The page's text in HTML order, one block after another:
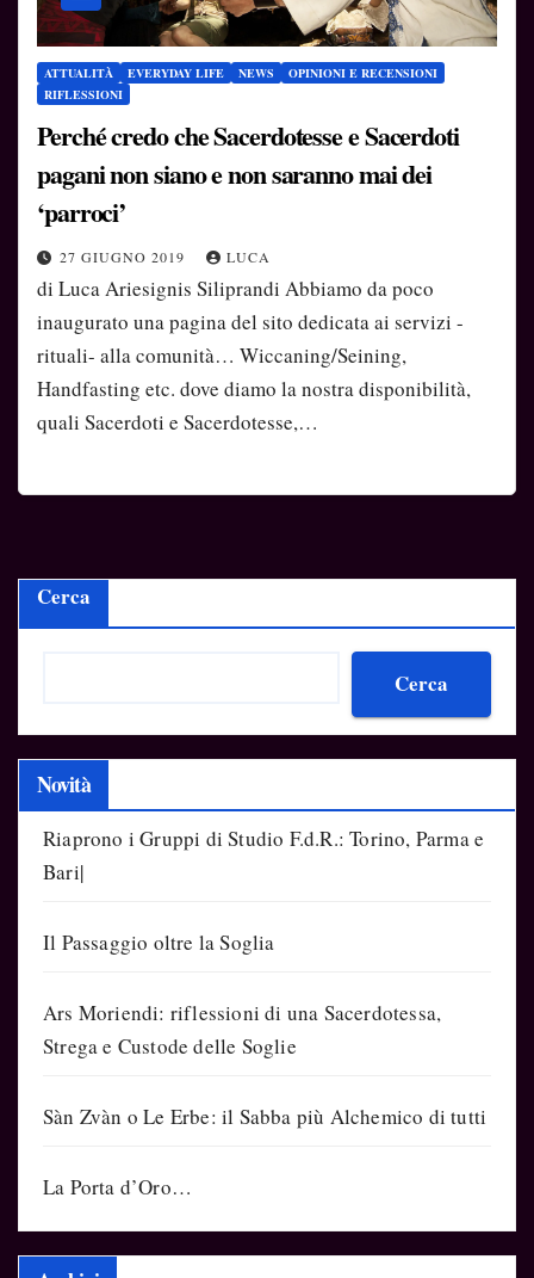
ATTUALITÀ EVERYDAY LIFE NEWS
OPINIONI E RECENSIONI
RIFLESSIONI
Perché credo che Sacerdotesse e Sacerdoti
pagani non siano e non saranno mai dei
‘parroci’
27 GIUGNO 2019 LUCA
di Luca Ariesignis Siliprandi Abbiamo da poco
inaugurato una pagina del sito dedicata ai servizi -
rituali- alla comunità… Wiccaning/Seining,
Handfasting etc. dove diamo la nostra disponibilità,
quali Sacerdoti e Sacerdotesse,…
Cerca
Cerca
Novità
Riaprono i Gruppi di Studio F.d.R.: Torino, Parma e
Bari|
Il Passaggio oltre la Soglia
Ars Moriendi: riflessioni di una Sacerdotessa,
Strega e Custode delle Soglie
Sàn Zvàn o Le Erbe: il Sabba più Alchemico di tutti
La Porta d’Oro…